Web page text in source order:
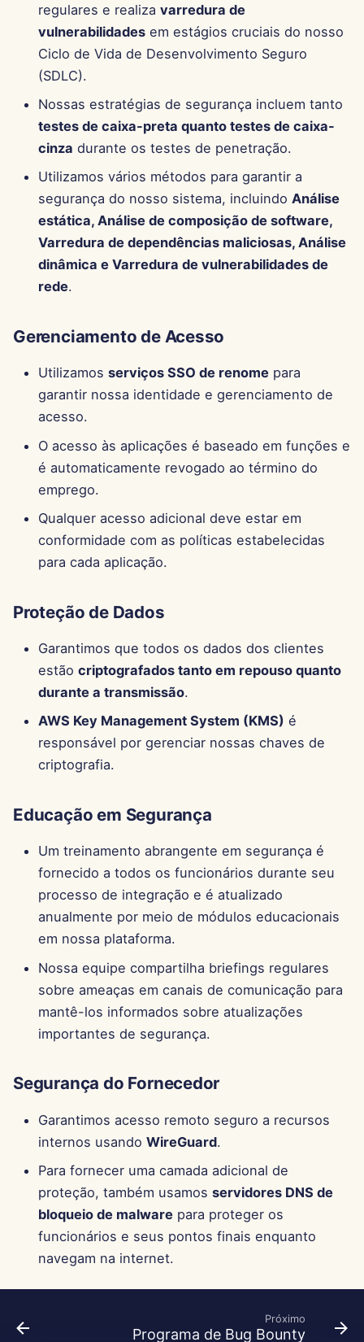
21 de Março de 2025
14 de Março de 2025
28 de Fevereiro de 2025
21 de Fevereiro de 2025
14 de Fevereiro de 2025
7 de Fevereiro de 2025
31 de Janeiro de 2025
24 de Janeiro de 2025
17 de Janeiro de 2025
10 de Janeiro de 2025
3 de Janeiro de 2025
27 de Dezembro de 2024
20 de Dezembro de 2024
13 de Dezembro de 2024
6 de Dezembro de 2024
29 de Novembro de 2024
22 de Novembro de 2024
15 de Novembro de 2024
8 de Novembro de 2024
1 de Novembro de 2024
25 de Outubro de 2024
18 de Outubro de 2024
11 de Outubro de 2024
4 de Outubro de 2024
27 de Setembro de 2024
13 de Setembro de 2024
6 de Setembro de 2024
23 de Agosto de 2024
16 de Agosto de 2024
2 de Agosto de 2024
26 de Julho de 2024
regulares e realiza varredura de
vulnerabilidadesem estágios cruciais do nosso
Ciclo de Vida de Desenvolvimento Seguro
(SDLC).
Nossas estratégias de segurança incluem tanto
testes de caixa-preta quanto testes de caixa-
cinza durante os testes de penetração.
Utilizamos vários métodos para garantir a
segurança do nosso sistema, incluindo Análise
estática, Análise de composição de software,
Varredura de dependências maliciosas, Análise
dinâmica e Varredura de vulnerabilidades de
rede.
Gerenciamento de Acesso
Utilizamos serviços SSO de renomepara
garantir nossa identidade e gerenciamento de
acesso.
O acesso às aplicações é baseado em funções e
é automaticamente revogado ao término do
emprego.
Qualquer acesso adicional deve estar em
conformidade com as políticas estabelecidas
para cada aplicação.
Proteção de Dados
Garantimos que todos os dados dos clientes
estão criptografados tanto em repouso quanto
durante a transmissão.
AWS Key Management System (KMS) é
responsável por gerenciar nossas chaves de
criptografia.
Educação em Segurança
Um treinamento abrangente em segurança é
fornecido a todos os funcionários durante seu
processo de integração e é atualizado
anualmente por meio de módulos educacionais
em nossa plataforma.
Nossa equipe compartilha briefings regulares
sobre ameaças em canais de comunicação para
mantê-los informados sobre atualizações
importantes de segurança.
Segurança do Fornecedor
Garantimos acesso remoto seguro a recursos
internos usando WireGuard.
Para fornecer uma camada adicional de
proteção, também usamos servidores DNS de
bloqueio de malwarepara proteger os
funcionários e seus pontos finais enquanto
navegam na internet.
Próximo
Programa de Bug Bounty